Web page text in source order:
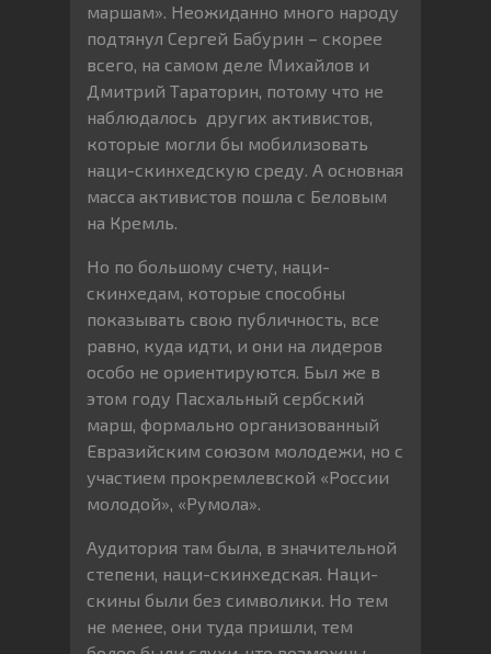
маршам». Неожиданно много народу
подтянул Сергей Бабурин – скорее
всего, на самом деле Михайлов и
Дмитрий Тараторин, потому что не
наблюдалось других активистов,
которые могли бы мобилизовать
наци-скинхедскую среду. А основная
масса активистов пошла с Беловым
на Кремль.
Но по большому счету, наци-
скинхедам, которые способны
показывать свою публичность, все
равно, куда идти, и они на лидеров
особо не ориентируются. Был же в
этом году Пасхальный сербский
марш, формально организованный
Евразийским союзом молодежи, но с
участием прокремлевской «России
молодой», «Румола».
Аудитория там была, в значительной
степени, наци-скинхедская. Наци-
скины были без символики. Но тем
не менее, они туда пришли, тем